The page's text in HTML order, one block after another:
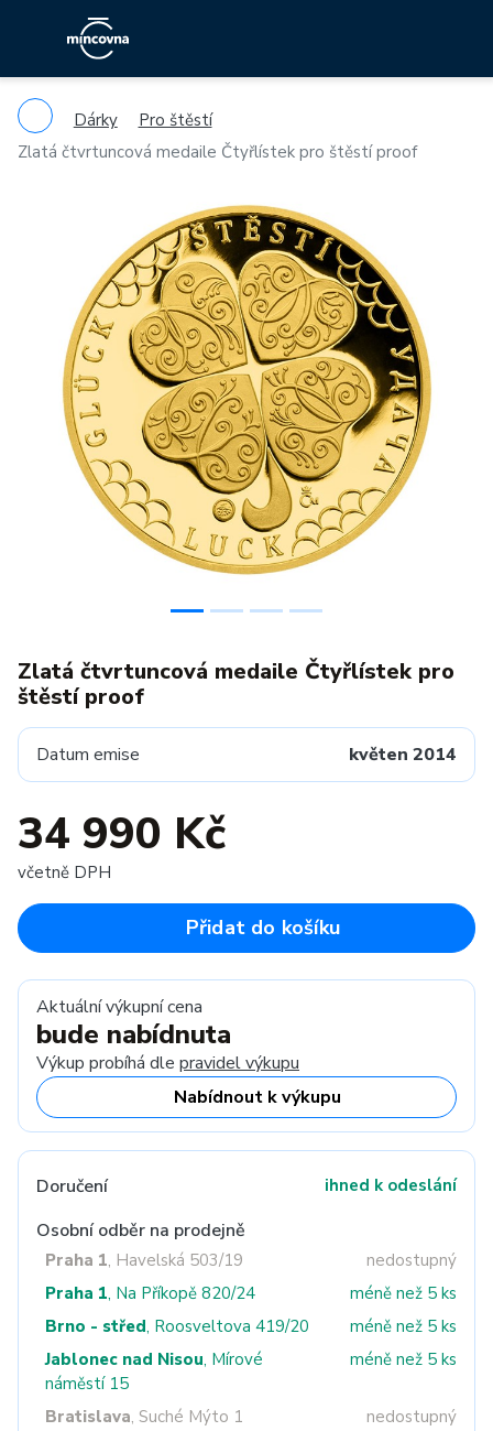
Dárky
Pro štěstí
Zlatá čtvrtuncová medaile Čtyřlístek pro štěstí proof
Previous
Zlatá čtvrtuncová medaile Čtyřlístek pro
štěstí proof
Datum emise květen 2014
34 990 Kč
včetně DPH
Přidat do košíku
Aktuální výkupní cena
bude nabídnuta
Výkup probíhá dle pravidel výkupu
Nabídnout k výkupu
Doručení ihned k odeslání
Osobní odběr na prodejně
Praha 1, Havelská 503/19
nedostupný
Praha 1, Na Příkopě 820/24
méně než 5 ks
Brno - střed, Roosveltova 419/20
méně než 5 ks
Jablonec nad Nisou, Mírové
náměstí 15
méně než 5 ks
Bratislava, Suché Mýto 1 nedostupný